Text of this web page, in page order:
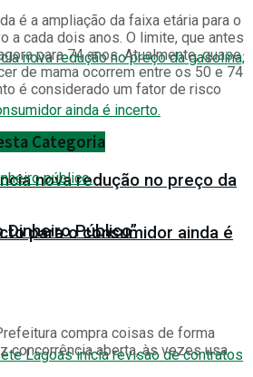
nova redução no preço da
para o consumidor ainda é
é a ampliação da faixa etária para o
a cada dois anos. O limite, que antes
para 74 anos. Atualmente, quase
de mama ocorrem entre os 50 e 74
é considerado um fator de risco
Categoria
Dinheiro Público”
compra coisas de forma
concorrência aberta, às vezes usa